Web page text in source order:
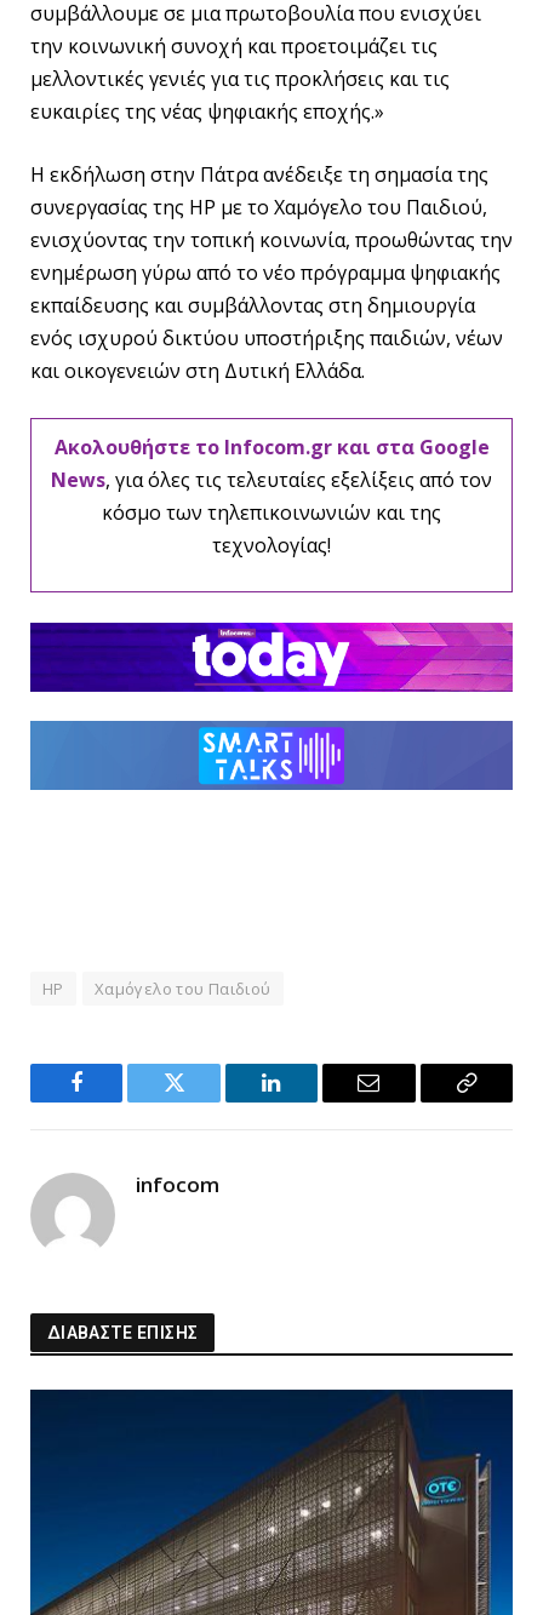
συμβάλλουμε σε μια πρωτοβουλία που ενισχύει
την κοινωνική συνοχή και προετοιμάζει τις
μελλοντικές γενιές για τις προκλήσεις και τις
ευκαιρίες της νέας ψηφιακής εποχής.»
Η εκδήλωση στην Πάτρα ανέδειξε τη σημασία της
συνεργασίας της HP με το Χαμόγελο του Παιδιού,
ενισχύοντας την τοπική κοινωνία, προωθώντας την
ενημέρωση γύρω από το νέο πρόγραμμα ψηφιακής
εκπαίδευσης και συμβάλλοντας στη δημιουργία
ενός ισχυρού δικτύου υποστήριξης παιδιών, νέων
και οικογενειών στη Δυτική Ελλάδα.
Ακολουθήστε το Infocom.gr και στα Google
News, για όλες τις τελευταίες εξελίξεις από τον
κόσμο των τηλεπικοινωνιών και της
τεχνολογίας!
HP Χαμόγελο του Παιδιού
Facebook Twitter LinkedIn Email
Copy
infocom
ΔΙΑΒΑΣΤΕ ΕΠΙΣΗΣ